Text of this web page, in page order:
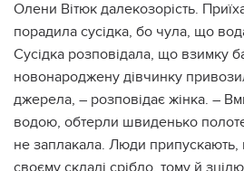
Олени Вітюк далекозорість.
порадила сусідка, бо чула, що
Сусідка розповідала, що взимку
новонароджену дівчинку
джерела, – розповідає жінка. –
водою, обтерли швиденько
не заплакала. Люди
своєму складі срібло, тому й